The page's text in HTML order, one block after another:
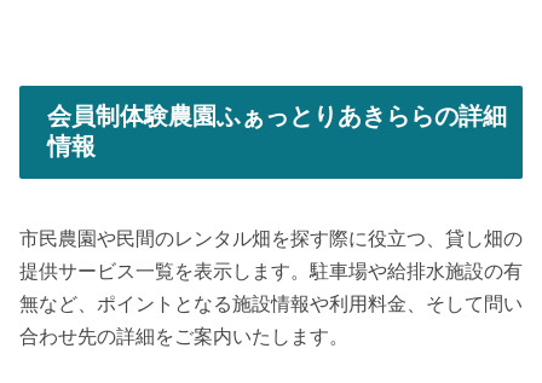
会員制体験農園ふぁっとりあきららの詳細
情報
市民農園や民間のレンタル畑を探す際に役立つ、貸し畑の
提供サービス一覧を表示します。駐車場や給排水施設の有
無など、ポイントとなる施設情報や利用料金、そして問い
合わせ先の詳細をご案内いたします。